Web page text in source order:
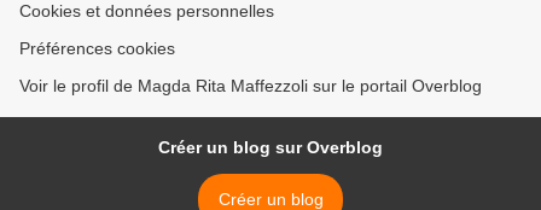
Cookies et données personnelles
Préférences cookies
Voir le profil de Magda Rita Maffezzoli sur le portail Overblog
Créer un blog sur Overblog
Créer un blog